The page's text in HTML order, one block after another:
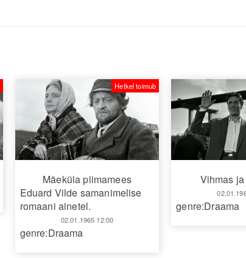
Mäeküla piimamees
Eduard Vilde samanimelise
romaani ainetel.
02.01.1965 12:00
Hetkel toimub
genre:Draama
Vihmas
genre:Draama